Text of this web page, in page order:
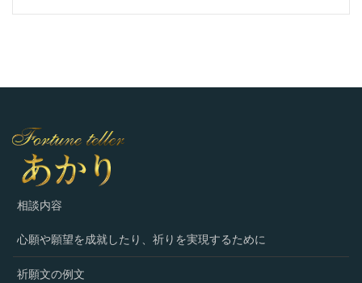
相談内容
心願や願望を成就したり、祈りを実現するために
祈願文の例文